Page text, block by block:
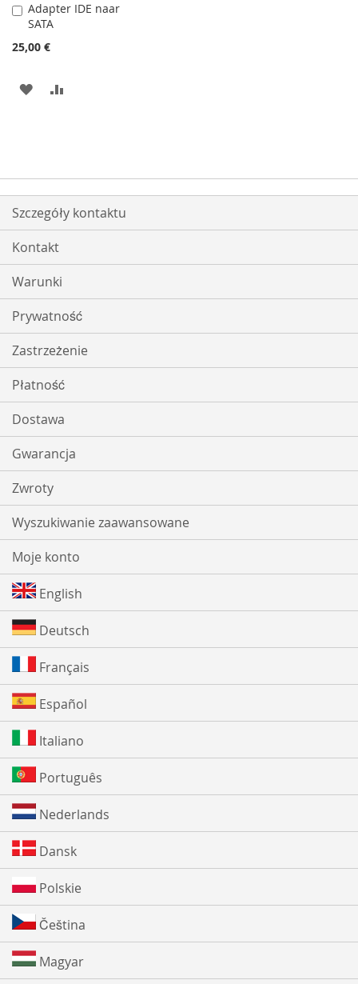
Adapter IDE naar
SATA
25,00 €
Dodaj
do
koszyka
DODAJ
Szczegóły kontaktu
Kontakt
Warunki
Prywatność
Zastrzeżenie
Płatność
Dostawa
Gwarancja
Zwroty
Wyszukiwanie zaawansowane
Moje konto
English
Deutsch
Français
Español
Italiano
Português
Nederlands
Dansk
Polskie
Čeština
Magyar